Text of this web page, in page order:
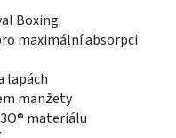
Boxing
maximální absorpci
lapách
manžety
materiálu